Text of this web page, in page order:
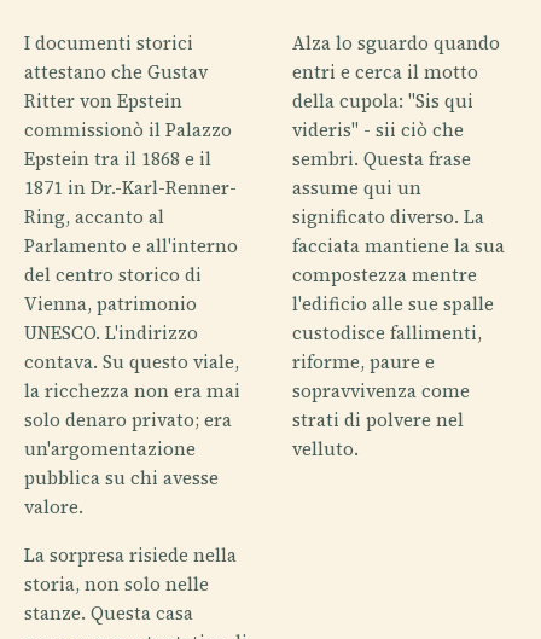
I documenti storici
attestano che Gustav
Ritter von Epstein
commissionò il Palazzo
Epstein tra il 1868 e il
1871 in Dr.-Karl-Renner-
Ring, accanto al
Parlamento e all'interno
del centro storico di
Vienna, patrimonio
UNESCO. L'indirizzo
contava. Su questo viale,
la ricchezza non era mai
solo denaro privato; era
un'argomentazione
pubblica su chi avesse
valore.
La sorpresa risiede nella
storia, non solo nelle
stanze. Questa casa
Alza lo sguardo quando
entri e cerca il motto
della cupola: "Sis qui
videris" - sii ciò che
sembri. Questa frase
assume qui un
significato diverso. La
facciata mantiene la sua
compostezza mentre
l'edificio alle sue spalle
custodisce fallimenti,
riforme, paure e
sopravvivenza come
strati di polvere nel
velluto.